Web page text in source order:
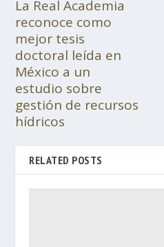
La Real Academia
reconoce como
mejor tesis
doctoral leída en
México a un
estudio sobre
gestión de recursos
hídricos
RELATED POSTS